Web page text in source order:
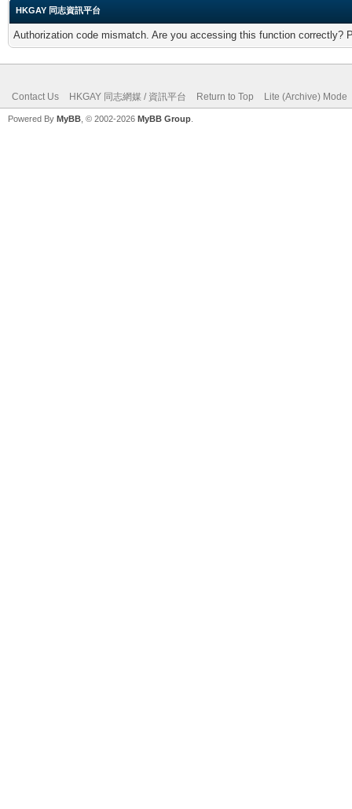
HKGAY 同志資訊平台
Authorization code mismatch. Are you accessing this function correctly?
Contact Us HKGAY 同志網媒 / 資訊平台 Return to Top Lite (Archive) Mode
Powered By MyBB , © 2002-2026 MyBB Group